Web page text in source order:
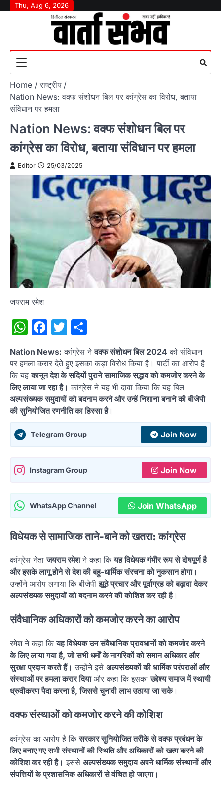
SkipThu, Aug 6, 2026
Home
राष्‍ट्रीय
Nation News: वक्फ संशोधन बिल पर कांग्रेस का विरोध, बताया
संविधान पर हमला
Nation News: वक्फ संशोधन बिल पर
कांग्रेस का विरोध, बताया संविधान पर हमला
Editor 25/03/2025
जयराम रमेश
WhatsApp
Facebook
Twitter
Nation News: कांग्रेस नेवक्फ संशोधन बिल 2024 को संविधान
पर हमला करार देते हुए इसका कड़ा विरोध किया है। पार्टी का आरोप है
कि यहकानून देश के सदियों पुराने सामाजिक सद्भाव को कमजोर करने के
लिए लाया जा रहा है। कांग्रेस ने यह भी दावा किया कि यह बिल
अल्पसंख्यक समुदायों को बदनाम करने और उन्हें निशाना बनाने की बीजेपी
की सुनियोजित रणनीति का हिस्सा है।
Telegram Group Join Now
Instagram Group Join Now
WhatsApp Channel Join WhatsApp
विधेयक से सामाजिक ताने-बाने को खतरा: कांग्रेस
कांग्रेस नेताजयराम रमेशने कहा कियह विधेयक गंभीर रूप से दोषपूर्ण है
और इसके लागू होने से देश की बहु-धार्मिक संरचना को नुकसान होगा।
उन्होंने आरोप लगाया कि बीजेपीझूठे प्रचार और पूर्वाग्रह को बढ़ावा देकर
अल्पसंख्यक समुदायों को बदनाम करने की कोशिश कर रही है।
संवैधानिक अधिकारों को कमजोर करने का आरोप
रमेश ने कहा कियह विधेयक उन संवैधानिक प्रावधानों को कमजोर करने
के लिए लाया गया है, जो सभी धर्मों के नागरिकों को समान अधिकार और
सुरक्षा प्रदान करते हैं। उन्होंने इसे अल्पसंख्यकों की धार्मिक परंपराओं और
संस्थाओं पर हमला करार दियाऔर कहा कि इसकाउद्देश्य समाज में स्थायी
ध्रुवीकरण पैदा करना है, जिससे चुनावी लाभ उठाया जा सके।
वक्फ संस्थाओं को कमजोर करने की कोशिश
कांग्रेस का आरोप है किसरकार सुनियोजित तरीके से वक्फ प्रबंधन के
लिए बनाए गए सभी संस्थानों की स्थिति और अधिकारों को खत्म करने की
कोशिश कर रही है। इससे अल्पसंख्यक समुदाय अपने धार्मिक संस्थानों और
संपत्तियों के प्रशासनिक अधिकारों से वंचित हो जाएगा।